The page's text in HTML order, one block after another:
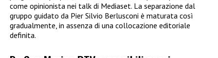
come opinionista nei talk di Mediaset. La separazione dal
gruppo guidato da Pier Silvio Berlusconi è maturata così
gradualmente, in assenza di una collocazione editoriale
definita.